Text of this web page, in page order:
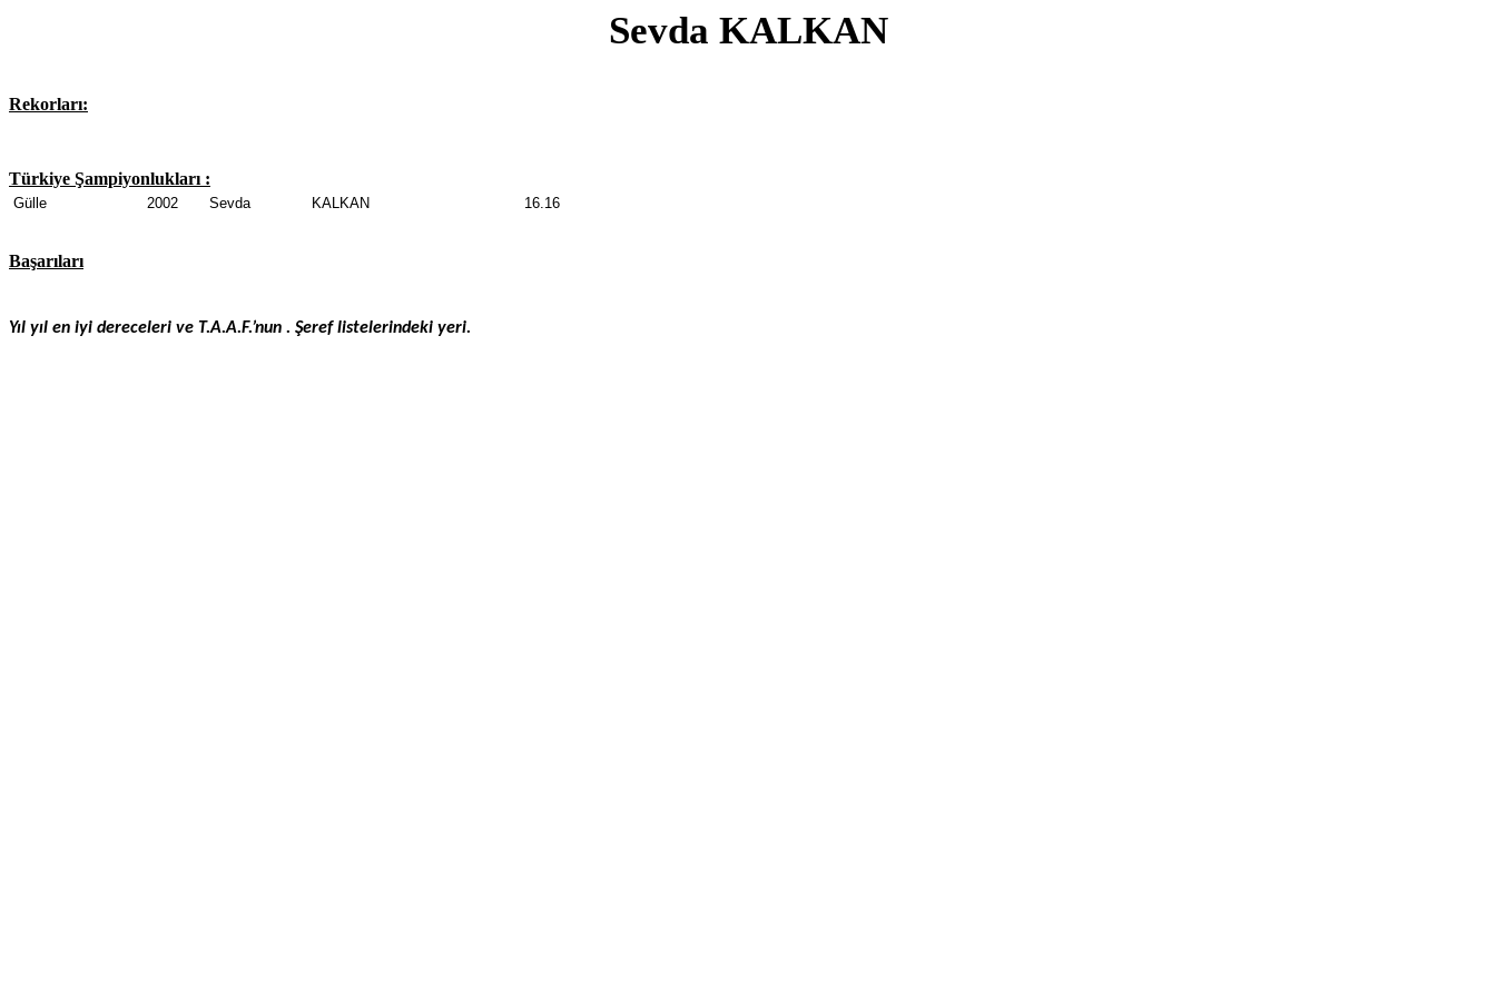
Sevda KALKAN
Rekorları:
Türkiye Şampiyonlukları :
Gülle 2002 Sevda KALKAN 16.16
Başarıları
Yıl yıl en iyi dereceleri ve T.A.A.F.’nun . Şeref listelerindeki yeri.